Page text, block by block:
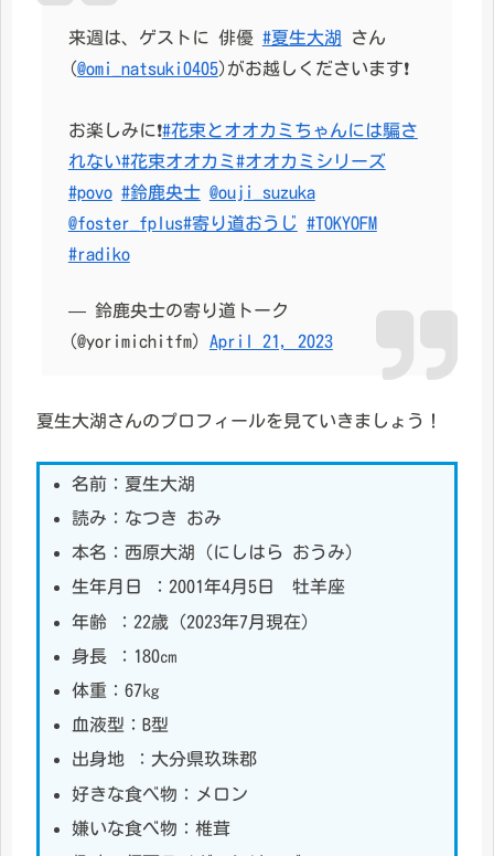
来週は、ゲストに 俳優 #夏生大湖
さん
(@omi_natsuki0405)がお越しくださいます❗️
お楽しみに❗️#花束とオオカミちゃんには騙さ
れない#花束オオカミ#オオカミシリーズ
#povo #鈴鹿央士 @ouji_suzuka
@foster_fplus#寄り道おうじ
#TOKYOFM
#radiko
— 鈴鹿央士の寄り道トーク
(@yorimichitfm) April 21, 2023
夏生大湖さんのプロフィールを見ていきましょう！
名前：夏生大湖
読み：なつき おみ
本名：西原大湖（にしはら おうみ）
生年月日 ：2001年4月5日 牡羊座
年齢 ：22歳（2023年7月現在）
身長 ：180㎝
体重：67㎏
血液型：B型
出身地 ：大分県玖珠郡
好きな食べ物：メロン
嫌いな食べ物：椎茸